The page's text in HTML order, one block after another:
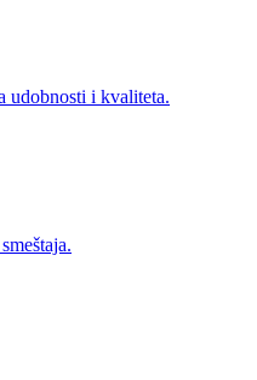
udobnosti i kvaliteta.